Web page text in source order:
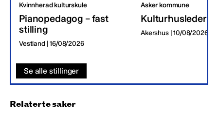
Kvinnherad kulturskule
Pianopedagog – fast
stilling
Vestland | 16/08/2026
Asker kommune
Kulturhusleder
Akershus | 10/08/2026
Se alle stillinger
Relaterte saker